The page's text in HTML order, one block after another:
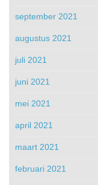
september 2021
augustus 2021
juli 2021
juni 2021
mei 2021
april 2021
maart 2021
februari 2021